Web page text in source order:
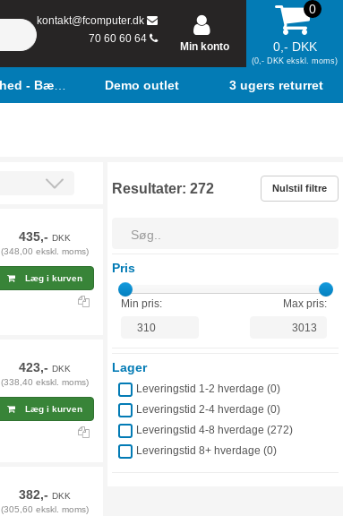
kontakt@fcomputer.dk
70 60 60 64
Min konto
0
0,- DKK
(0,- DKK ekskl. moms)
Refurbished - Bærbar Demo outlet 3 ugers returret
Resultater:272 Nulstil filtre
Pris
Min pris: Max pris:
Lager
Leveringstid 1-2 hverdage (0)
Leveringstid 2-4 hverdage (0)
Leveringstid 4-8 hverdage (272)
Leveringstid 8+ hverdage (0)
435,-DKK
(348,00 ekskl. moms)
Læg i kurven
423,-DKK
(338,40 ekskl. moms)
Læg i kurven
382,-DKK
(305,60 ekskl. moms)